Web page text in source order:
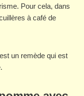
Pour cela, dans
à café de
un remède qui est